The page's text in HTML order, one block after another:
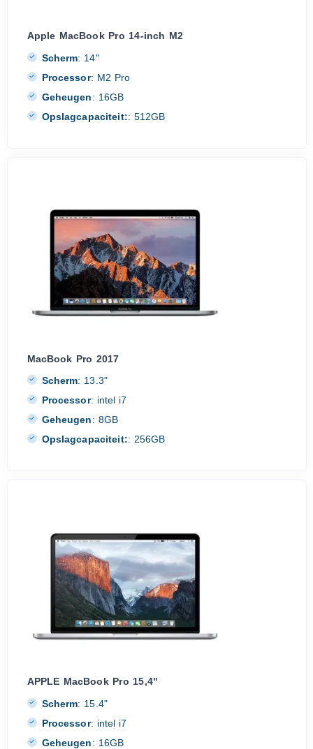
Apple MacBook Pro 14-inch M2
Scherm: 14"
Processor: M2 Pro
Geheugen: 16GB
Opslagcapaciteit:: 512GB
MacBook Pro 2017
Scherm: 13.3"
Processor: intel i7
Geheugen: 8GB
Opslagcapaciteit:: 256GB
APPLE MacBook Pro 15,4"
Scherm: 15.4"
Processor: intel i7
Geheugen: 16GB